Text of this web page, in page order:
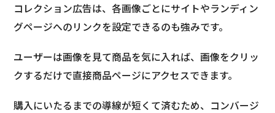
コレクション広告は、各画像ごとにサイトやランディン
グページへのリンクを設定できるのも強みです。
ユーザーは画像を見て商品を気に入れば、画像をクリッ
クするだけで直接商品ページにアクセスできます。
購入にいたるまでの導線が短くて済むため、コンバージ